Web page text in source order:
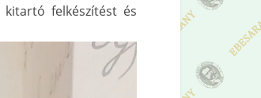
felkészítést és